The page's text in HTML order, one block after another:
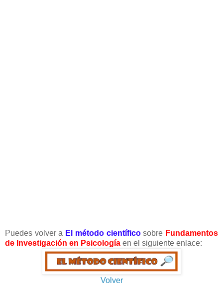
Puedes volver a El método científicosobre Fundamentos
de Investigación en Psicología en el siguiente enlace:
Volver